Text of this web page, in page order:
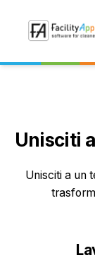
Unisciti
Unisciti a un